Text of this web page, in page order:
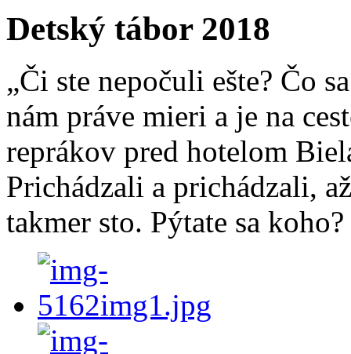
Detský tábor 2018
„Či ste nepočuli ešte? Čo
nám práve mieri a je na
reprákov pred hotelom
Prichádzali a prichádzali,
takmer sto. Pýtate sa